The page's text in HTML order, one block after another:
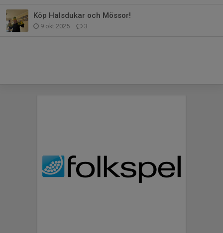
Köp Halsdukar och Mössor!
9 okt 2025 3